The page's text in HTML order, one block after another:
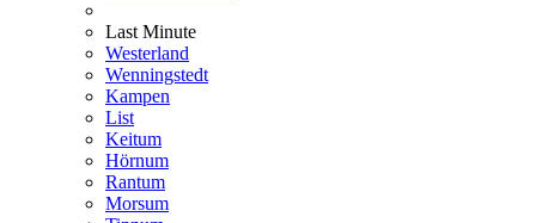
Last Minute
Westerland
Wenningstedt
Kampen
List
Keitum
Hörnum
Rantum
Morsum